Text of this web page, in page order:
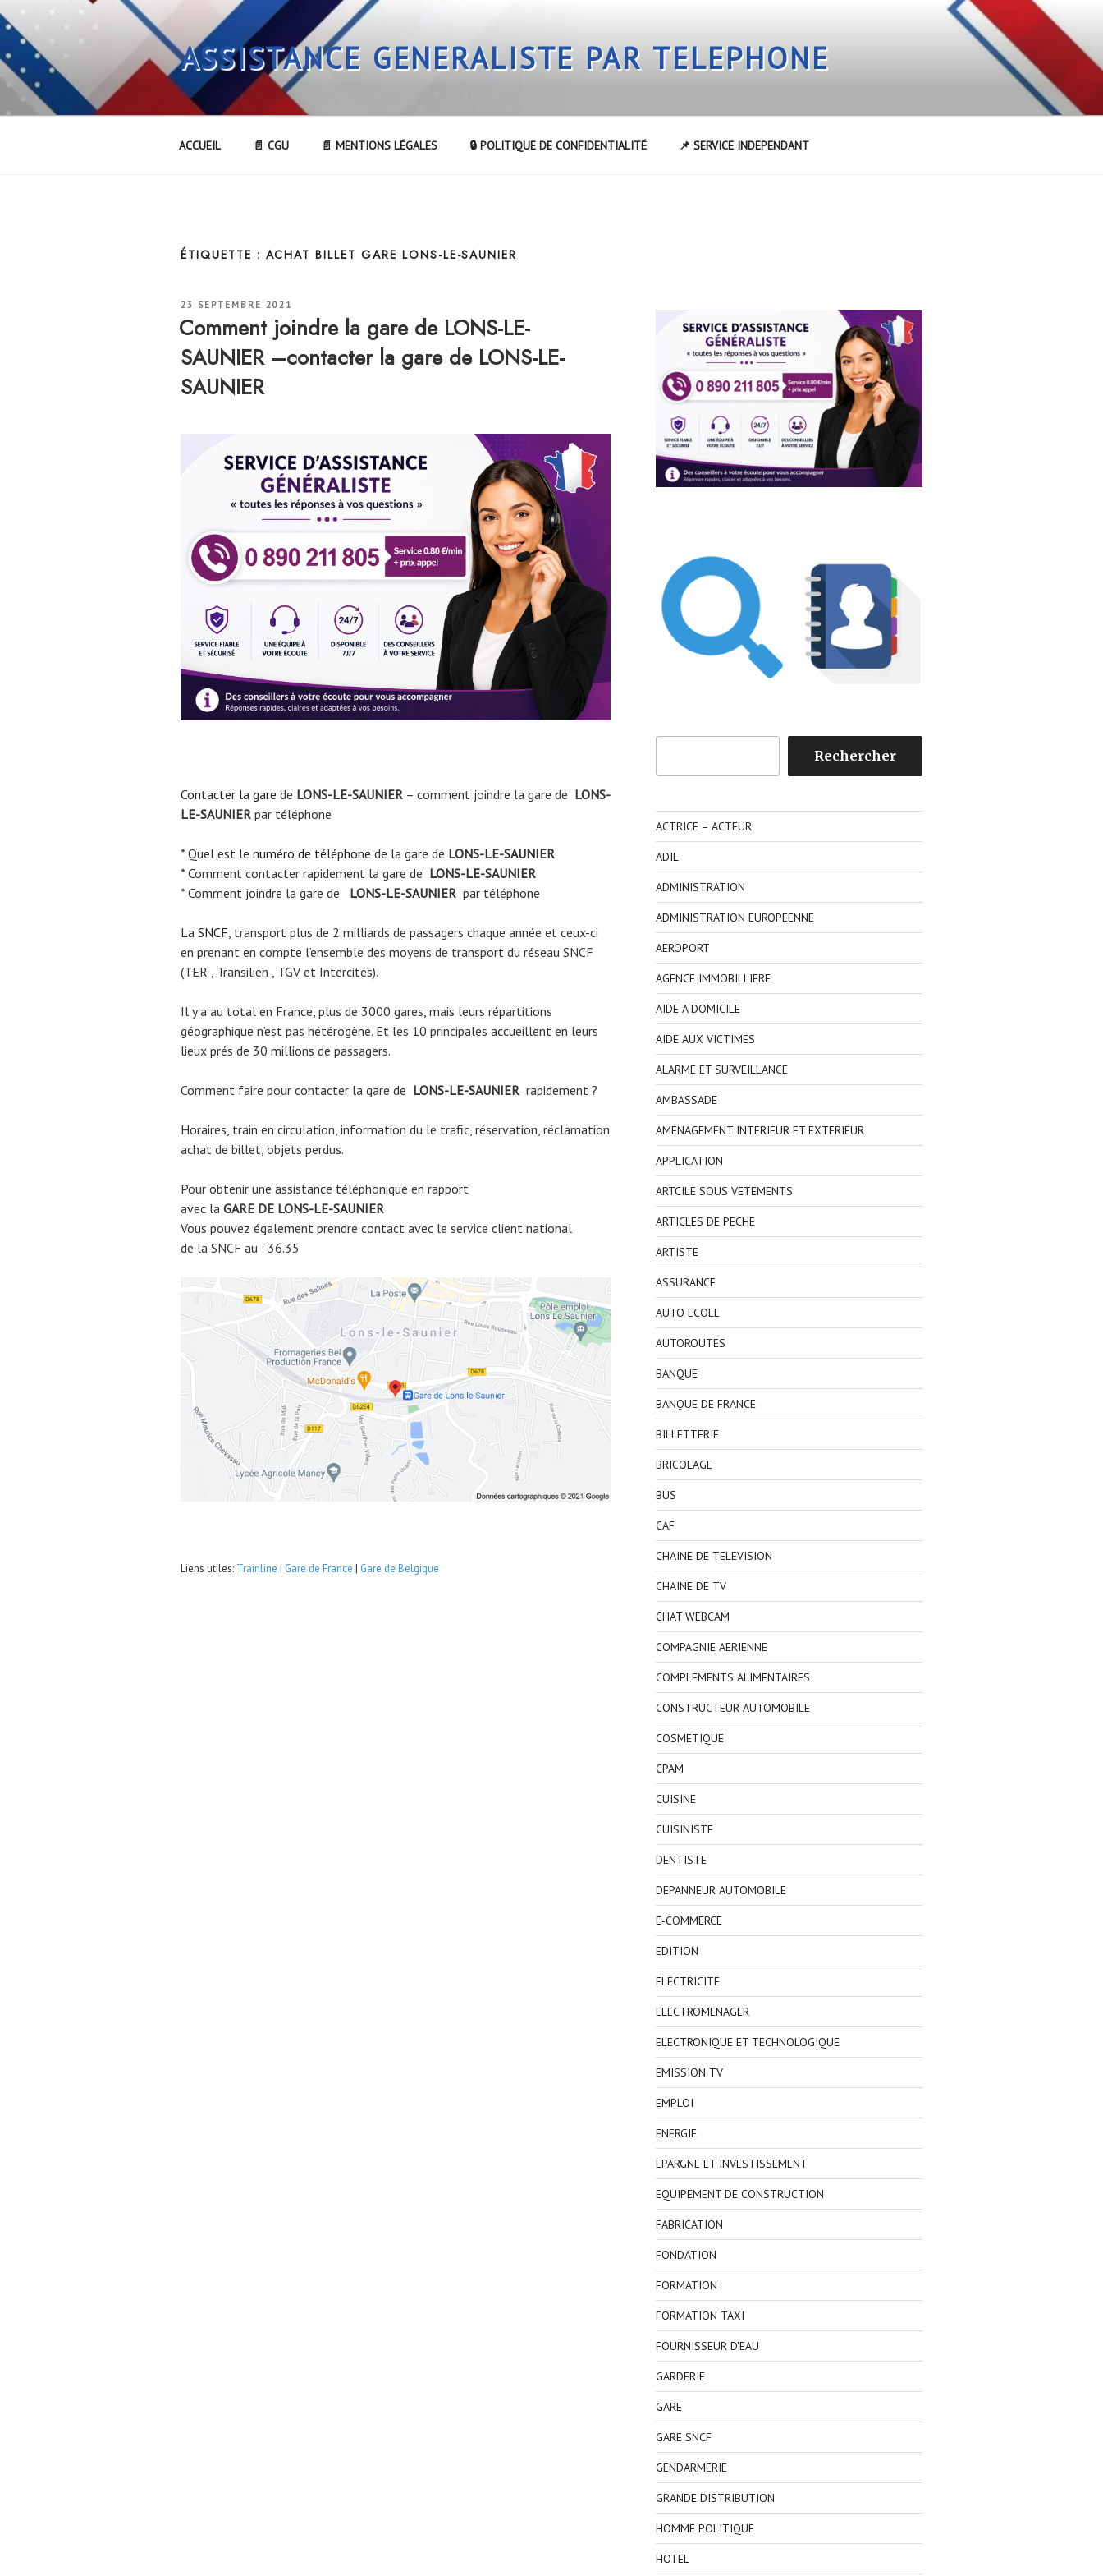
Aller
au
contenu
principal
ASSISTANCE GENERALISTE PAR TELEPHONE
ACCUEIL 📄 CGU 📄 MENTIONS LÉGALES 🔒 POLITIQUE DE CONFIDENTIALITÉ 📌 SERVICE INDEPENDANT
ÉTIQUETTE : ACHAT BILLET GARE LONS-LE-SAUNIER
PUBLIÉ
23 SEPTEMBRE 2021
Comment joindre la gare de LONS-LE-
SAUNIER –contacter la gare de LONS-LE-
SAUNIER
Contacter la gare de LONS-LE-SAUNIER – comment joindre la gare de LONS-
LE-SAUNIER par téléphone
* Quel est le numéro de téléphone de la gare de LONS-LE-SAUNIER
* Comment contacter rapidement la gare de LONS-LE-SAUNIER
* Comment joindre la gare de
LONS-LE-SAUNIER par téléphone
La SNCF, transport plus de 2 milliards de passagers chaque année et ceux-ci
en prenant en compte l’ensemble des moyens de transport du réseau SNCF
(TER , Transilien , TGV et Intercités).
Il y a au total en France, plus de 3000 gares, mais leurs répartitions
géographique n’est pas hétérogène. Et les 10 principales accueillent en leurs
lieux prés de 30 millions de passagers.
Comment faire pour contacter la gare de LONS-LE-SAUNIER rapidement ?
Horaires, train en circulation, information du le trafic, réservation, réclamation
achat de billet, objets perdus.
Pour obtenir une assistance téléphonique en rapport
avec la GARE DE LONS-LE-SAUNIER
Vous pouvez également prendre contact avec le service client national
de la SNCF au : 36.35
Liens utiles: Trainline | Gare de France | Gare de Belgique
Rechercher
ACTRICE – ACTEUR
ADIL
ADMINISTRATION
ADMINISTRATION EUROPEENNE
AEROPORT
AGENCE IMMOBILLIERE
AIDE A DOMICILE
AIDE AUX VICTIMES
ALARME ET SURVEILLANCE
AMBASSADE
AMENAGEMENT INTERIEUR ET EXTERIEUR
APPLICATION
ARTCILE SOUS VETEMENTS
ARTICLES DE PECHE
ARTISTE
ASSURANCE
AUTO ECOLE
AUTOROUTES
BANQUE
BANQUE DE FRANCE
BILLETTERIE
BRICOLAGE
BUS
CAF
CHAINE DE TELEVISION
CHAINE DE TV
CHAT WEBCAM
COMPAGNIE AERIENNE
COMPLEMENTS ALIMENTAIRES
CONSTRUCTEUR AUTOMOBILE
COSMETIQUE
CPAM
CUISINE
CUISINISTE
DENTISTE
DEPANNEUR AUTOMOBILE
E-COMMERCE
EDITION
ELECTRICITE
ELECTROMENAGER
ELECTRONIQUE ET TECHNOLOGIQUE
EMISSION TV
EMPLOI
ENERGIE
EPARGNE ET INVESTISSEMENT
EQUIPEMENT DE CONSTRUCTION
FABRICATION
FONDATION
FORMATION
FORMATION TAXI
FOURNISSEUR D'EAU
GARDERIE
GARE
GARE SNCF
GENDARMERIE
GRANDE DISTRIBUTION
HOMME POLITIQUE
HOTEL